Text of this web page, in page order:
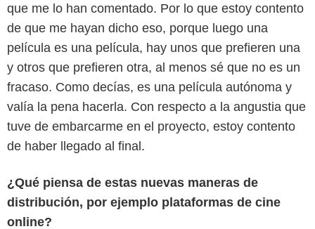
que me lo han comentado. Por lo que estoy contento
de que me hayan dicho eso, porque luego una
película es una película, hay unos que prefieren una
y otros que prefieren otra, al menos sé que no es un
fracaso. Como decías, es una película autónoma y
valía la pena hacerla. Con respecto a la angustia que
tuve de embarcarme en el proyecto, estoy contento
de haber llegado al final.
¿Qué piensa de estas nuevas maneras de
distribución, por ejemplo plataformas de cine
online?